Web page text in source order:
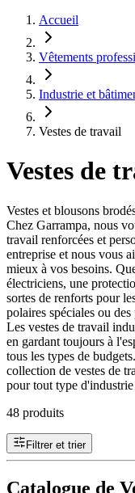
Accueil
Vêtements
Industrie et
Vestes de travail
Vestes de
Vestes et blousons
Chez Garrampa, nous
travail renforcées et
entreprise et nous vous
mieux à vos besoins.
électriciens, une
sortes de renforts pour
polaires spéciales ou
Les vestes de travail
en gardant toujours à
tous les types de
collection de vestes de
pour tout type
48 produits
Filtrer et trier
Catalogue de